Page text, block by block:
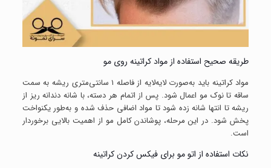
طریقه صحیح استفاده از مواد کراتینه روی مو
مواد کراتینه باید به‌صورت لایه‌لایه از فاصله ۱ سانتی‌متری ریشه به سمت
ساقه تا نوک مو اعمال شود. پس از اتمام هر دسته، با شانه دندانه ریز از
ریشه تا انتها شانه زده شود تا مواد اضافی حذف شده و به‌طور یکنواخت
پخش شود. در این مرحله، پوشاندن کامل مو از اهمیت بالایی برخوردار
است.
نکات استفاده از اتو مو برای فیکس کردن کراتینه